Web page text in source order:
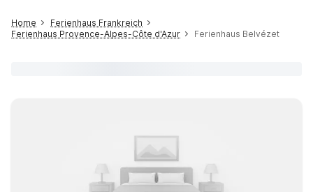
Home
Ferienhaus Frankreich
Ferienhaus Provence-Alpes-Côte d'Azur
Ferienhaus Belvézet